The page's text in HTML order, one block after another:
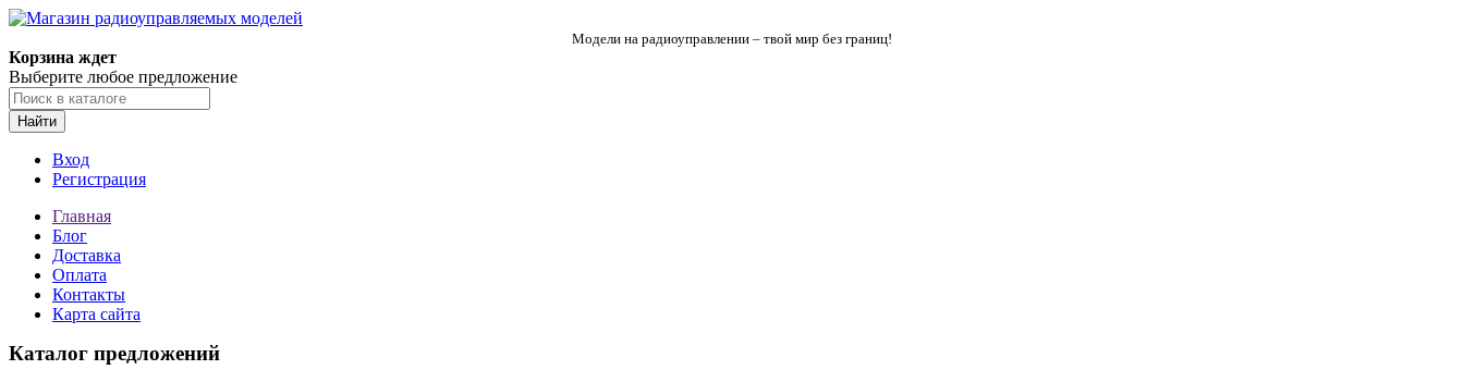
Модели на радиоуправлении – твой мир без границ!
Корзина ждет
Выберите любое предложение
Найти
Вход
Регистрация
Главная
Блог
Доставка
Оплата
Контакты
Карта сайта
Каталог предложений